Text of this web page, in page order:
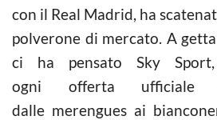
con il Real Madrid, ha
polverone di mercato. A
ci ha pensato Sky
ogni offerta ufficiale
dalle merengues ai